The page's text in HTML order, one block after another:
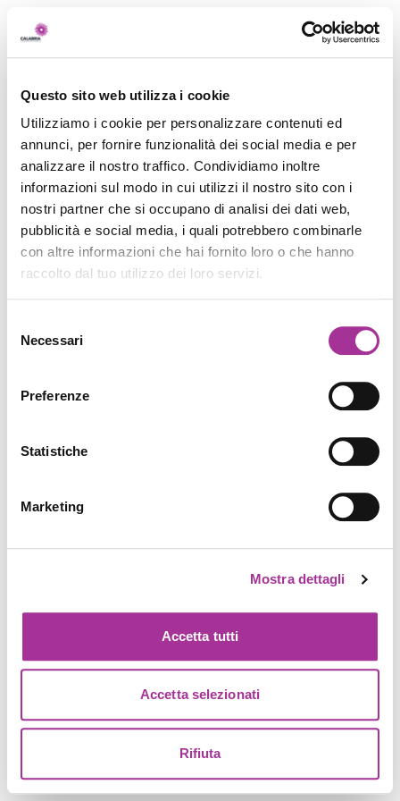
Questo sito web utilizza i cookie
Utilizziamo i cookie per personalizzare contenuti ed
annunci, per fornire funzionalità dei social media e per
analizzare il nostro traffico. Condividiamo inoltre
informazioni sul modo in cui utilizzi il nostro sito con i
nostri partner che si occupano di analisi dei dati web,
pubblicità e social media, i quali potrebbero combinarle
con altre informazioni che hai fornito loro o che hanno
raccolto dal tuo utilizzo dei loro servizi.
delNecessari
Preferenze
Statistiche
Marketing
Mostra dettagli
Accetta tutti
Accetta selezionati
Rifiuta